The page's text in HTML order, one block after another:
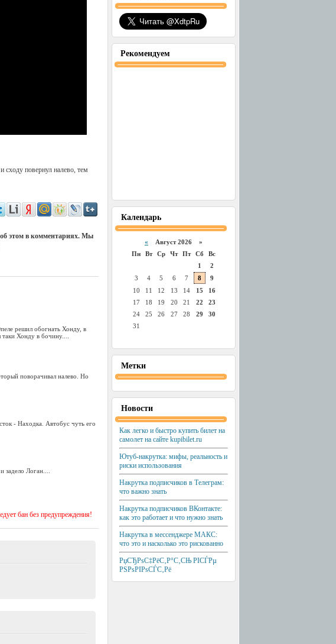
повернул налево, тем
этом в комментариях. Мы
решил обогнать Хонду, в
Хонду в бочину....
поворачивал налево. Но
- Находка. Автобус чуть его
Логан....
бан без предупреждения!
Рекомендуем
Календарь
« Август 2026 »
Пн
Вт Ср Чт Пт Сб
Вс
1
2
3
4 5 6 7 8
9
10
11 12 13 14 15
16
17
18 19 20 21 22
23
24
25 26 27 28 29
30
31
Метки
Новости
Как легко и быстро купить билет на
самолет на сайте kupibilet.ru
Ютуб-накрутка: мифы, реальность и
риски использования
Накрутка подписчиков в Телеграм:
что важно знать
Накрутка подписчиков ВКонтакте:
как это работает и что нужно знать
Накрутка в мессенджере МАКС:
что это и насколько это рискованно
РџСЂРѕС‡РёС‚Р°С‚СЊ РІСЃРµ
РЅРѕРІРѕСЃС‚Рё